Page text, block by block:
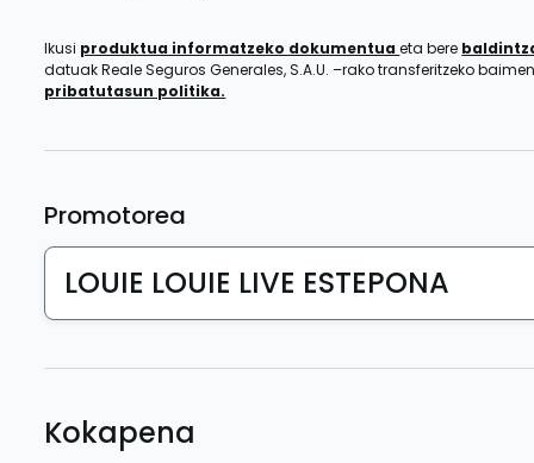
Ikusi produktua informatzeko dokumentuaeta bere
datuak Reale Seguros Generales, S.A.U. –rako transferitzeko
pribatutasun politika.
Promotorea
LOUIE LOUIE LIVE ESTEPONA
Kokapena